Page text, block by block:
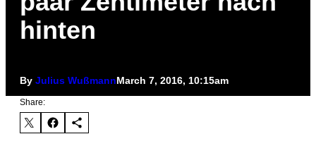
hinten
By Julius WußmannMarch 7, 2016, 10:15am
Share: